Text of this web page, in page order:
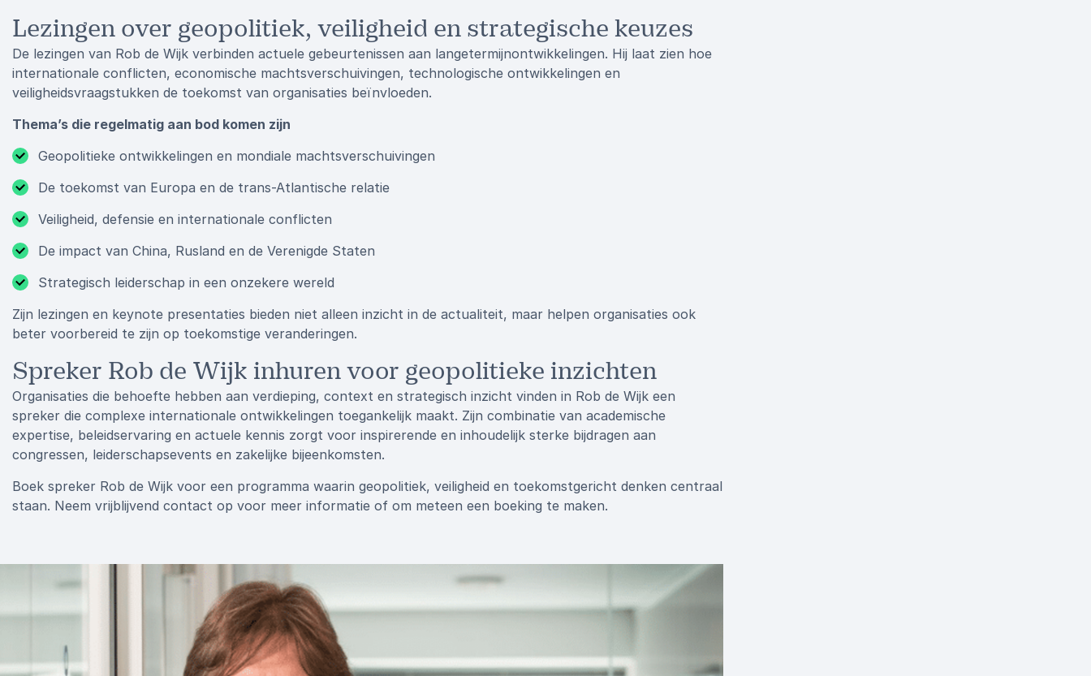
Lezingen over geopolitiek, veiligheid en strategische keuzes
De lezingen van Rob de Wijk verbinden actuele gebeurtenissen aan langetermijnontwikkelingen. Hij laat zien hoe
internationale conflicten, economische machtsverschuivingen, technologische ontwikkelingen en
veiligheidsvraagstukken de toekomst van organisaties beïnvloeden.
Thema’s die regelmatig aan bod komen zijn
Geopolitieke ontwikkelingen en mondiale machtsverschuivingen
De toekomst van Europa en de trans-Atlantische relatie
Veiligheid, defensie en internationale conflicten
De impact van China, Rusland en de Verenigde Staten
Strategisch leiderschap in een onzekere wereld
Zijn lezingen en keynote presentaties bieden niet alleen inzicht in de actualiteit, maar helpen organisaties ook
beter voorbereid te zijn op toekomstige veranderingen.
Spreker Rob de Wijk inhuren voor geopolitieke inzichten
Organisaties die behoefte hebben aan verdieping, context en strategisch inzicht vinden in Rob de Wijk een
spreker die complexe internationale ontwikkelingen toegankelijk maakt. Zijn combinatie van academische
expertise, beleidservaring en actuele kennis zorgt voor inspirerende en inhoudelijk sterke bijdragen aan
congressen, leiderschapsevents en zakelijke bijeenkomsten.
Boek spreker Rob de Wijk voor een programma waarin geopolitiek, veiligheid en toekomstgericht denken centraal
staan. Neem vrijblijvend contact op voor meer informatie of om meteen een boeking te maken.